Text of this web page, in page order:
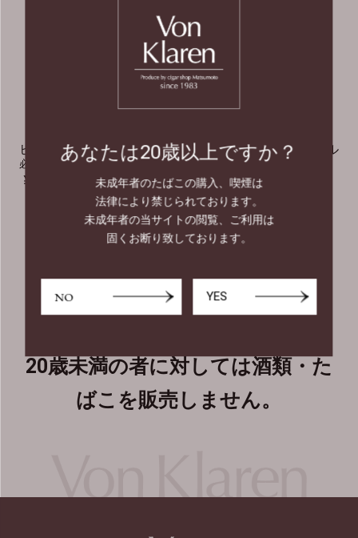
ヒュミディパック７２
必需品
￥280
ヒュミドールアルミ・シル
バー
必需品
￥550
20歳未満の者の飲酒・喫煙は法律
20歳未満の者に対しては酒類・た
ばこを販売しません。
あなたは20歳以上ですか？
未成年者のたばこの購入、喫煙は
法律により禁じられております。
未成年者の当サイトの閲覧、ご利用は
固くお断り致しております。
NO YES